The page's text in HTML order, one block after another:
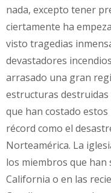
nada, excepto tener
ciertamente ha
visto tragedias
devastadores
arrasado una gran
estructuras
que han costado
récord como el
Norteamérica. La
los miembros que
California o en las